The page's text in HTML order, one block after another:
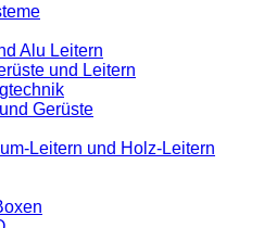
Alu Leitern
und Leitern
Gerüste
Leitern und Holz-Leitern